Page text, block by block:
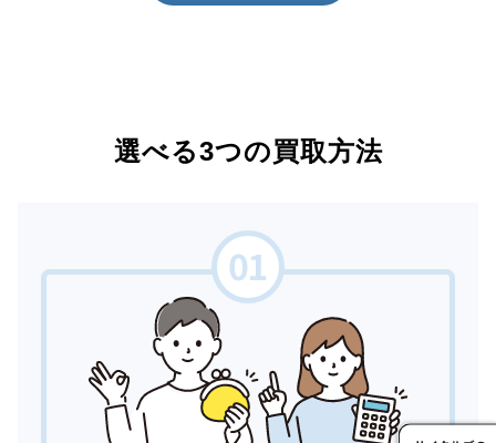
選べる3つの買取方法